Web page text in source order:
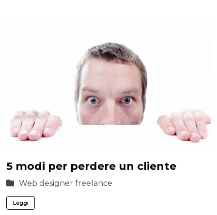
5 modi per perdere un cliente
Web designer freelance
Leggi